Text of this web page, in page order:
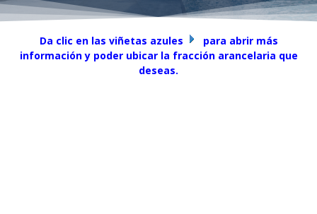
Da clic en las viñetas azules
para abrir más
información y poder ubicar la fracción arancelaria que
deseas.